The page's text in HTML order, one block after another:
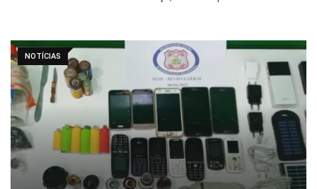
NOTÍCIAS